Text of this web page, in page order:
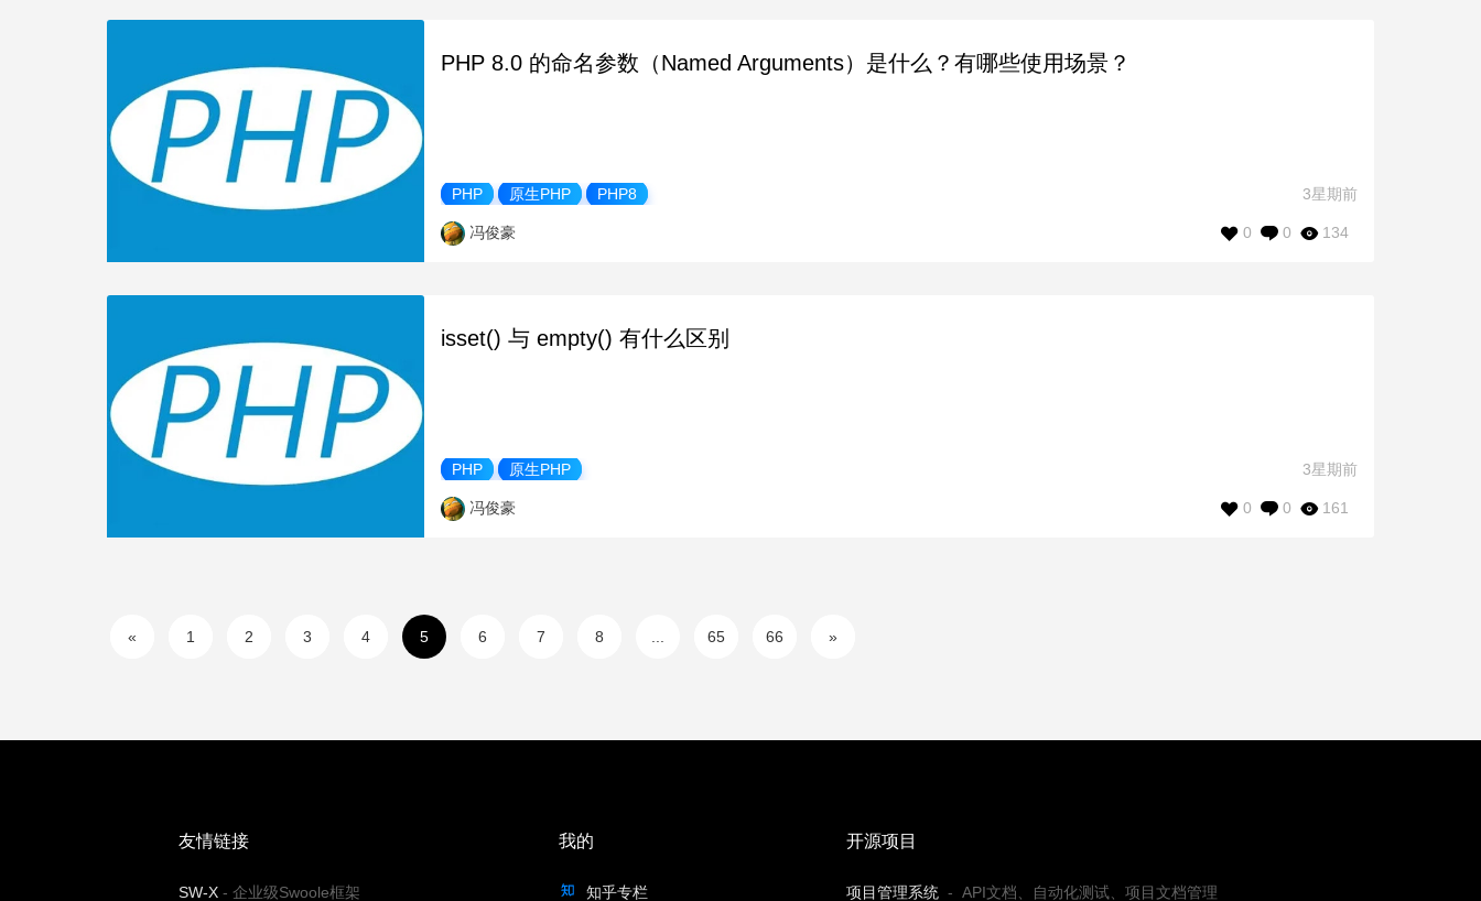
PHP 8.0 的命名参数（Named Arguments）是什么？有哪些使用场景？
PHP 原生PHP PHP8 3星期前
冯俊豪 134
0
0
isset() 与 empty() 有什么区别
PHP 原生PHP 3星期前
冯俊豪 161
0
0
« 1 2 3 4 5 6 7 8 65 66 »
友情链接
SW-X - 企业级Swoole框架
我的
知乎专栏
开源项目
项目管理系统 - API文档、自动化测试、项目文档管理